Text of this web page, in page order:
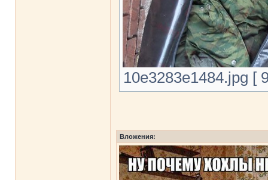
10e3283e1484.jpg [
Вложения: